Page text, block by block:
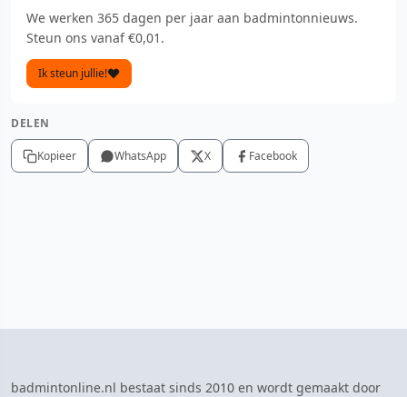
We werken 365 dagen per jaar aan badmintonnieuws.
Steun ons vanaf €0,01.
Ik steun jullie!
DELEN
Kopieer WhatsApp X Facebook
badmintonline.nl bestaat sinds 2010 en wordt gemaakt door